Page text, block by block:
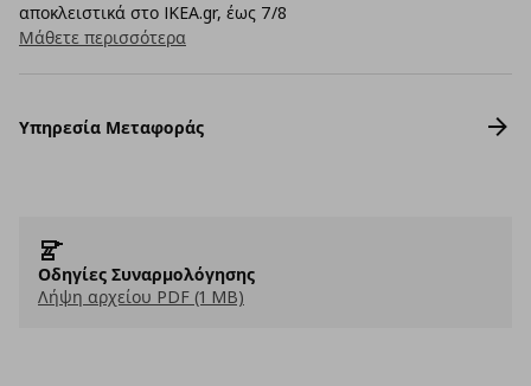
αποκλειστικά στο IKEA.gr, έως 7/8
Μάθετε περισσότερα
Υπηρεσία Μεταφοράς
Οδηγίες Συναρμολόγησης
Λήψη αρχείου PDF (1 MB)